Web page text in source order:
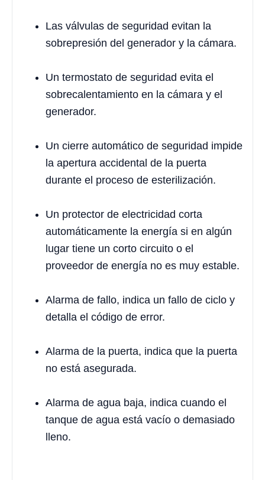
Las válvulas de seguridad evitan la
sobrepresión del generador y la cámara.
Un termostato de seguridad evita el
sobrecalentamiento en la cámara y el
generador.
Un cierre automático de seguridad impide
la apertura accidental de la puerta
durante el proceso de esterilización.
Un protector de electricidad corta
automáticamente la energía si en algún
lugar tiene un corto circuito o el
proveedor de energía no es muy estable.
Alarma de fallo, indica un fallo de ciclo y
detalla el código de error.
Alarma de la puerta, indica que la puerta
no está asegurada.
Alarma de agua baja, indica cuando el
tanque de agua está vacío o demasiado
lleno.